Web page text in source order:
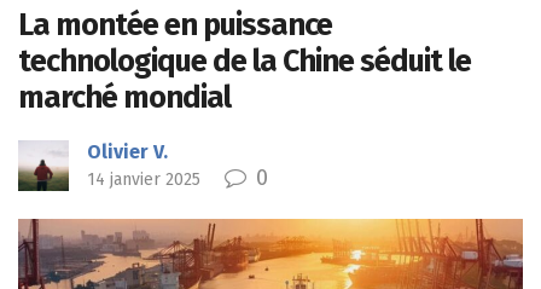
La montée en puissance
technologique de la Chine séduit le
marché mondial
Olivier V.
14 janvier 2025 0